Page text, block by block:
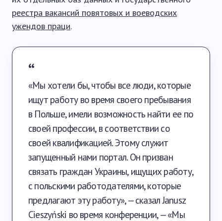
реестра вакансий повятовых и воеводских
ужендов праци.
«Мы хотели бы, чтобы все люди, которые
ищут работу во время своего пребывания
в Польше, имели возможность найти ее по
своей профессии, в соответствии со
своей квалификацией. Этому служит
запущенный нами портал. Он призван
связать граждан Украины, ищущих работу,
с польскими работодателями, которые
предлагают эту работу», — сказал Janusz
Cieszyński во время конференции, — «Мы